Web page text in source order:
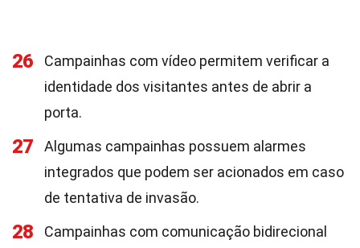
26
Campainhas com vídeo permitem verificar a
identidade dos visitantes antes de abrir a
porta.
27
Algumas campainhas possuem alarmes
integrados que podem ser acionados em caso
de tentativa de invasão.
28
Campainhas com comunicação bidirecional